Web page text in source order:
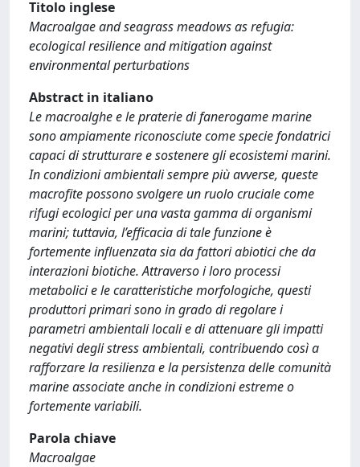
Titolo inglese
Macroalgae and seagrass meadows as refugia:
ecological resilience and mitigation against
environmental perturbations
Abstract in italiano
Le macroalghe e le praterie di fanerogame marine
sono ampiamente riconosciute come specie fondatrici
capaci di strutturare e sostenere gli ecosistemi marini.
In condizioni ambientali sempre più avverse, queste
macrofite possono svolgere un ruolo cruciale come
rifugi ecologici per una vasta gamma di organismi
marini; tuttavia, l’efficacia di tale funzione è
fortemente influenzata sia da fattori abiotici che da
interazioni biotiche. Attraverso i loro processi
metabolici e le caratteristiche morfologiche, questi
produttori primari sono in grado di regolare i
parametri ambientali locali e di attenuare gli impatti
negativi degli stress ambientali, contribuendo così a
rafforzare la resilienza e la persistenza delle comunità
marine associate anche in condizioni estreme o
fortemente variabili.
Parola chiave
Macroalgae